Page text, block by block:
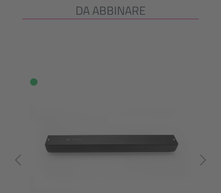
Salta la galleria dei prodotti
DA ABBINARE